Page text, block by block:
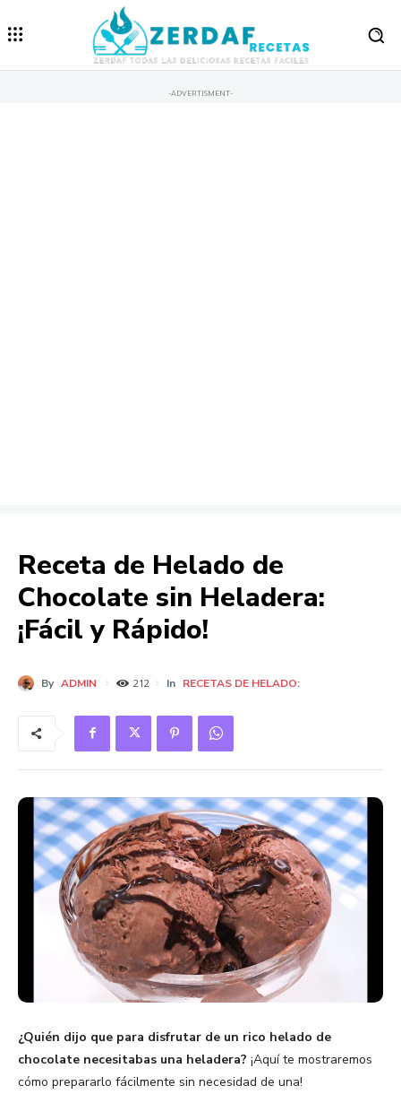
-ADVERTISMENT-
Receta de Helado de
Chocolate sin Heladera:
¡Fácil y Rápido!
By ADMIN 212 In RECETAS DE HELADO:
¿Quién dijo que para disfrutar de un rico helado de
chocolate necesitabas una heladera? ¡Aquí te mostraremos
cómo prepararlo fácilmente sin necesidad de una!